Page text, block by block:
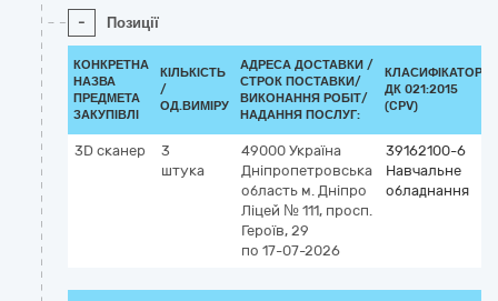
- Позиції
КОНКРЕТНА
НАЗВА
ПРЕДМЕТА
ЗАКУПІВЛІ
КІЛЬКІСТЬ
/
ОД.ВИМІРУ
АДРЕСА ДОСТАВКИ /
СТРОК ПОСТАВКИ/
ВИКОНАННЯ РОБІТ/
НАДАННЯ ПОСЛУГ:
КЛАСИФІКАТОР
ДК 021:2015
(CPV)
3D сканер
3
штука
49000 Україна
Дніпропетровська
область м. Дніпро
Ліцей № 111, просп.
Героїв, 29
по 17-07-2026
39162100-6
Навчальне
обладнання